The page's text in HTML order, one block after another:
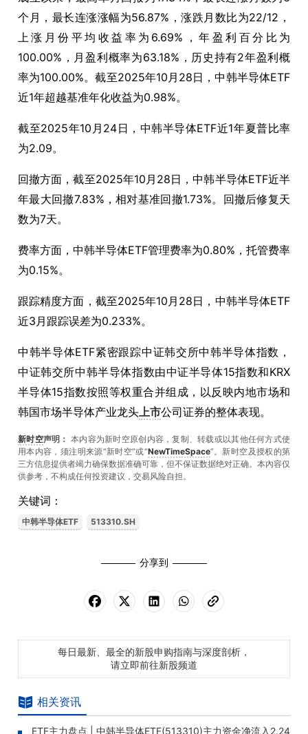
个月，最长连涨涨幅为56.87% ，涨跌月数比为22/12 ，
上涨月份平均收益率为 6.69% ，年盈利百分比为
100.00% ，月盈利概率为63.18% ，历史持有2年盈利概
率为100.00%。截至2025年10月 28日，中韩半导体ETF
近1年超越基准年化收益为0.98%。
截至2025年10 月 24日，中韩半导体ETF近1年夏普比率
为2.09。
回撤方面，截至2025年10月 28日，中韩半导体ETF近半
年最大回撤7.83% ，相对基准回撤1.73%。回撤后修复天
数为7天。
费率方面，中韩半导体ETF管理费率为0.80% ，托管费率
为0.15%。
跟踪精度方面，截至2025年10月 28日，中韩半导体ETF
近3月跟踪误差为0.233%。
中韩半导体ETF紧密跟踪中证韩交所中韩半导体指数，
中证韩交所中韩半导体指数由中证半导体15指数和KRX
半导体15指数按照等权重合并组成，以反映内地市场和
韩国市场半导体产业龙头上市公司证券的整体表现。
新时空声明： 本内容为新时空原创内容，复制、转载或以其他任何方式使
用本内容，须注明来源“新时空”或“NewTimeSpace”。新时空及授权的第
三方信息提供者竭力确保数据准确可靠，但不保证数据绝对正确。本內容仅
供参考，不构成任何投资建议，交易风险自担。
关键词：
中韩半导体ETF 513310.SH
分享到
每日最新、最全的新股申购指南与深度剖析，
请立即前往新股频道
相关资讯
ETF主力盘点 | 中韩半导体ETF(513310)主力资金净流入2.24